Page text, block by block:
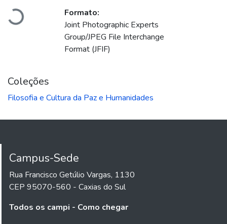
Formato:
Joint Photographic Experts
Group/JPEG File Interchange
Format (JFIF)
Coleções
Filosofia e Cultura da Paz e Humanidades
Campus-Sede
Rua Francisco Getúlio Vargas, 1130
CEP 95070-560 - Caxias do Sul
Todos os campi - Como chegar